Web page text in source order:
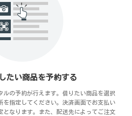
たい商品を予約する
ルの予約が行えます。借りたい商品を選択
を指定してください。決済画面でお支払い
となります。また、配送先によってご注文